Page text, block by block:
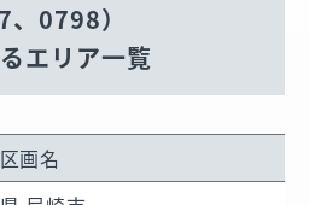
0798）
エリア一覧
画名